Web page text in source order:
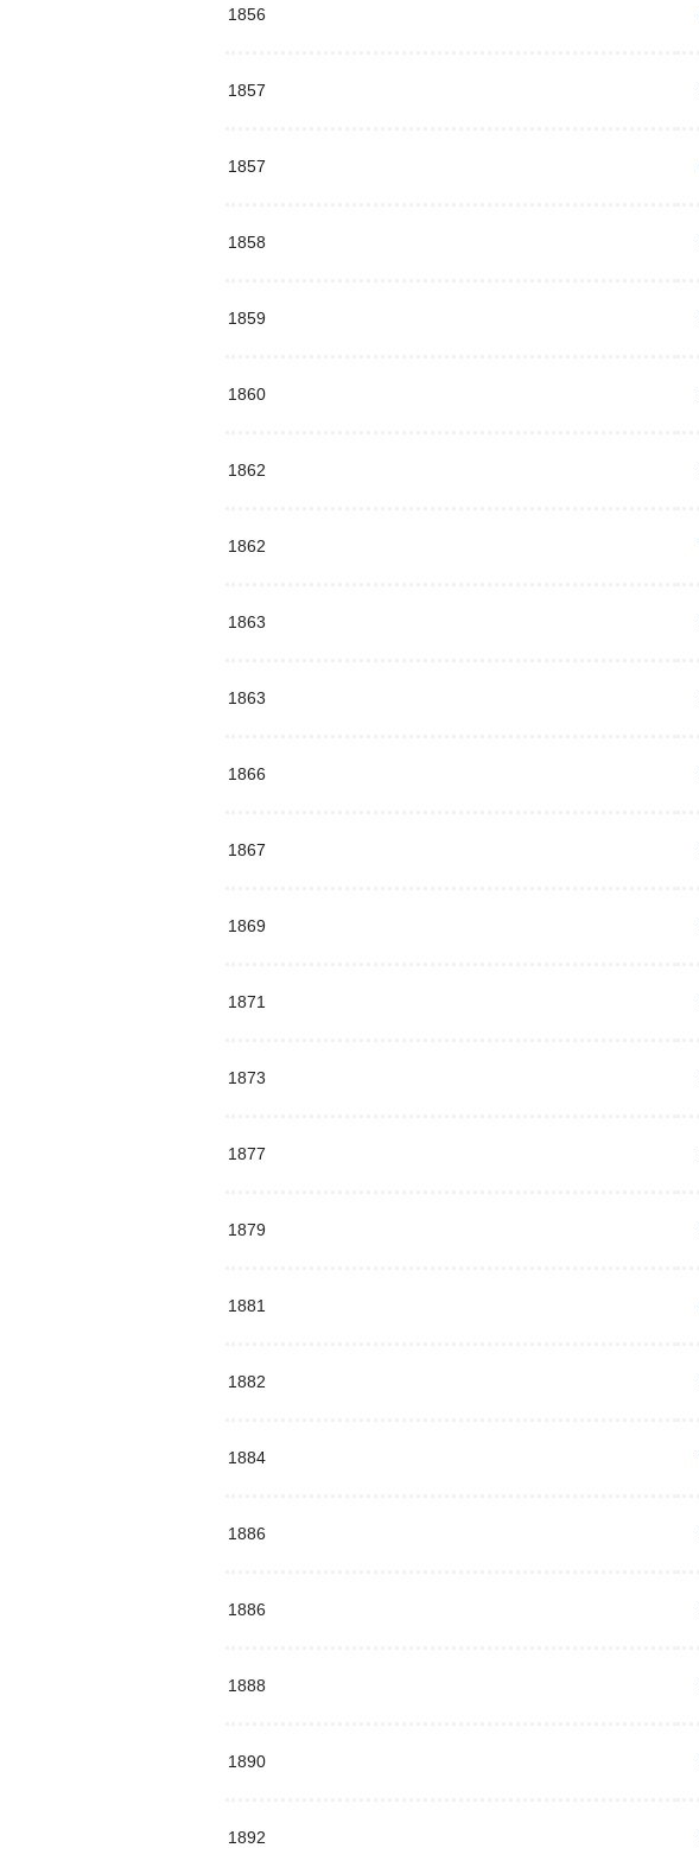
1856
1857
1857
1858
1859
1860
1862
1862
1863
1863
1866
1867
1869
1871
1873
1877
1879
1881
1882
1884
1886
1886
1888
1890
1892